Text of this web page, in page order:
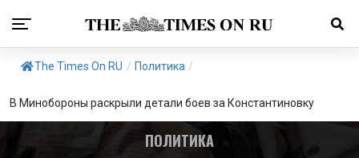
The Times On RU / Политика /
В Минобороны раскрыли детали боев за Константиновку
ПОЛИТИКА